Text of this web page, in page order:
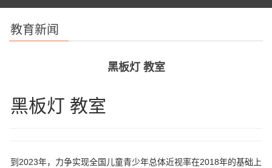
航
教育新闻
黑板灯 教室
黑板灯 教室
到2023年，力争实现全国儿童青少年总体近视率在2018年的基础上